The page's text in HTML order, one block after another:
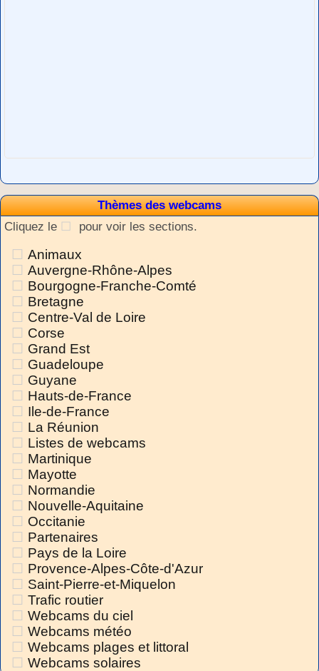
Thèmes des webcams
Cliquez le
pour voir les sections.
Animaux
Auvergne-Rhône-Alpes
Bourgogne-Franche-Comté
Bretagne
Centre-Val de Loire
Corse
Grand Est
Guadeloupe
Guyane
Hauts-de-France
Ile-de-France
La Réunion
Listes de webcams
Martinique
Mayotte
Normandie
Nouvelle-Aquitaine
Occitanie
Partenaires
Pays de la Loire
Provence-Alpes-Côte-d'Azur
Saint-Pierre-et-Miquelon
Trafic routier
Webcams du ciel
Webcams météo
Webcams plages et littoral
Webcams solaires